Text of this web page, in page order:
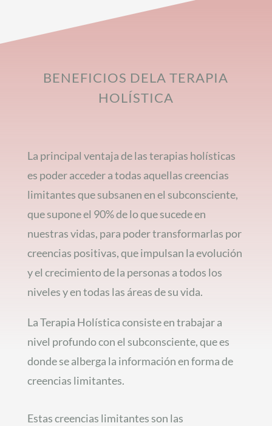
BENEFICIOS DELA TERAPIA
HOLÍSTICA
La principal ventaja de las terapias holísticas
es poder acceder a todas aquellas creencias
limitantes que subsanen en el subconsciente,
que supone el 90% de lo que sucede en
nuestras vidas, para poder transformarlas por
creencias positivas, que impulsan la evolución
y el crecimiento de la personas a todos los
niveles y en todas las áreas de su vida.
La Terapia Holística consiste en trabajar a
nivel profundo con el subconsciente, que es
donde se alberga la información en forma de
creencias limitantes.
Estas creencias limitantes son las